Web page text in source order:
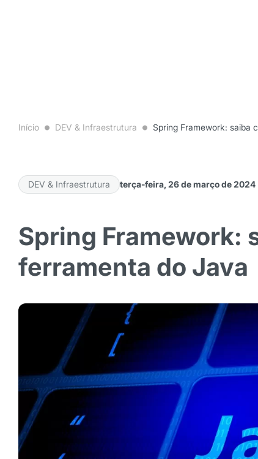
Início DEV & Infraestrutura Spring Framework: saiba
DEV & Infraestrutura terça-feira, 26 de março de 2024
Spring Framework:
ferramenta do Java